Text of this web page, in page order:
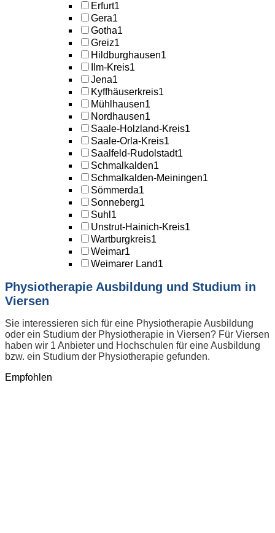
Erfurt1
Gera1
Gotha1
Greiz1
Hildburghausen1
Ilm-Kreis1
Jena1
Kyffhäuserkreis1
Mühlhausen1
Nordhausen1
Saale-Holzland-Kreis1
Saale-Orla-Kreis1
Saalfeld-Rudolstadt1
Schmalkalden1
Schmalkalden-Meiningen1
Sömmerda1
Sonneberg1
Suhl 1
Unstrut-Hainich-Kreis1
Wartburgkreis1
Weimar1
Weimarer Land1
Physiotherapie Ausbildung und Studium in
Viersen
Sie interessieren sich für eine Physiotherapie Ausbildung
oder ein Studium der Physiotherapie in Viersen? Für Viersen
haben wir 1 Anbieter und Hochschulen für eine Ausbildung
bzw. ein Studium der Physiotherapie gefunden.
Empfohlen